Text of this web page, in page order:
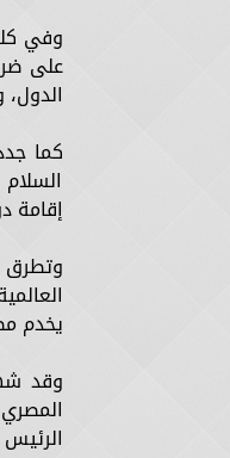
وفي
على
كما
إقامة
وتطرق
يخدم
وقد